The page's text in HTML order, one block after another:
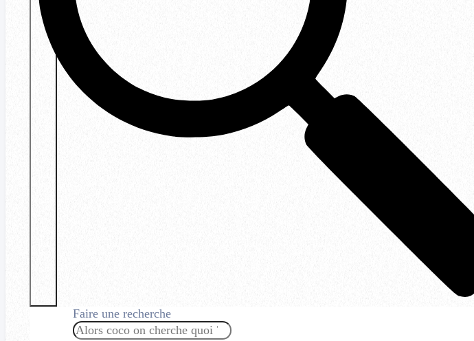
Faire une recherche
Rechercher